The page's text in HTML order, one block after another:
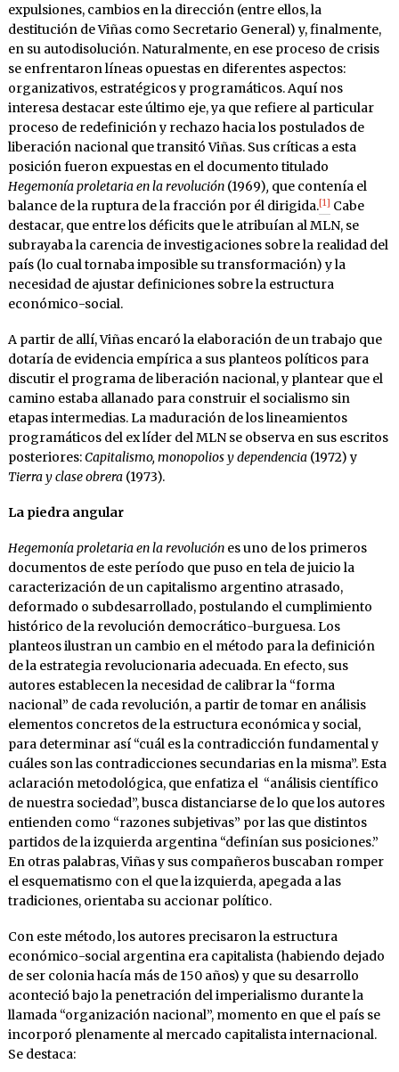
expulsiones, cambios en la dirección (entre ellos, la
destitución de Viñas como Secretario General) y, finalmente,
en su autodisolución. Naturalmente, en ese proceso de crisis
se enfrentaron líneas opuestas en diferentes aspectos:
organizativos, estratégicos y programáticos. Aquí nos
interesa destacar este último eje, ya que refiere al particular
proceso de redefinición y rechazo hacia los postulados de
liberación nacional que transitó Viñas. Sus críticas a esta
posición fueron expuestas en el documento titulado
Hegemonía proletaria en la revolución (1969), que contenía el
balance de la ruptura de la fracción por él dirigida.[1] Cabe
destacar, que entre los déficits que le atribuían al MLN, se
subrayaba la carencia de investigaciones sobre la realidad del
país (lo cual tornaba imposible su transformación) y la
necesidad de ajustar definiciones sobre la estructura
económico-social.
A partir de allí, Viñas encaró la elaboración de un trabajo que
dotaría de evidencia empírica a sus planteos políticos para
discutir el programa de liberación nacional, y plantear que el
camino estaba allanado para construir el socialismo sin
etapas intermedias. La maduración de los lineamientos
programáticos del ex líder del MLN se observa en sus escritos
posteriores:Capitalismo, monopolios y dependencia(1972) y
Tierra y clase obrera(1973).
La piedra angular
Hegemonía proletaria en la revoluciónes uno de los primeros
documentos de este período que puso en tela de juicio la
caracterización de un capitalismo argentino atrasado,
deformado o subdesarrollado, postulando el cumplimiento
histórico de la revolución democrático-burguesa. Los
planteos ilustran un cambio en el método para la definición
de la estrategia revolucionaria adecuada. En efecto, sus
autores establecen la necesidad de calibrar la “forma
nacional” de cada revolución, a partir de tomar en análisis
elementos concretos de la estructura económica y social,
para determinar así “cuál es la contradicción fundamental y
cuáles son las contradicciones secundarias en la misma”. Esta
aclaración metodológica, que enfatiza el “análisis científico
de nuestra sociedad”, busca distanciarse de lo que los autores
entienden como “razones subjetivas” por las que distintos
partidos de la izquierda argentina “definían sus posiciones.”
En otras palabras, Viñas y sus compañeros buscaban romper
el esquematismo con el que la izquierda, apegada a las
tradiciones, orientaba su accionar político.
Con este método, los autores precisaron la estructura
económico-social argentina era capitalista (habiendo dejado
de ser colonia hacía más de 150 años) y que su desarrollo
aconteció bajo la penetración del imperialismo durante la
llamada “organización nacional”, momento en que el país se
incorporó plenamente al mercado capitalista internacional.
Se destaca: